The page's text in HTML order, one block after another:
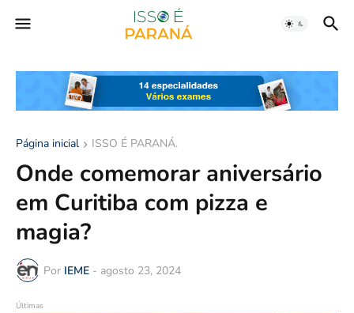
Página inicial ISSO É PARANÁ.
Onde comemorar aniversário
em Curitiba com pizza e
magia?
Por IEME - agosto 23, 2024
Últimas